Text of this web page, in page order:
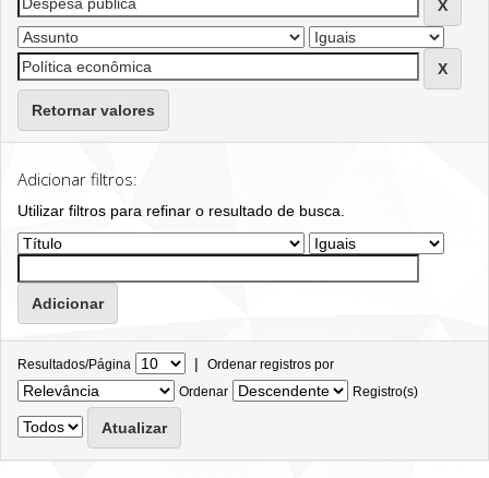
Retornar valores
Adicionar filtros:
Utilizar filtros para refinar o resultado de busca.
Resultados/Página | Ordenar registros por
Ordenar
Registro(s)